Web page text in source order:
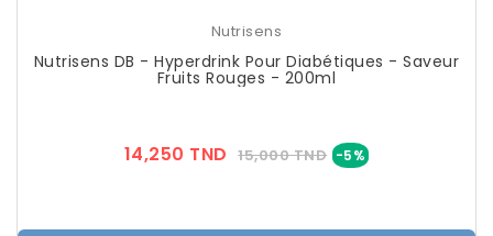
Nutrisens
Nutrisens DB - Hyperdrink Pour Diabétiques - Saveur
Fruits Rouges - 200ml
14,250 TND Prix
15,000 TND -5%Prix